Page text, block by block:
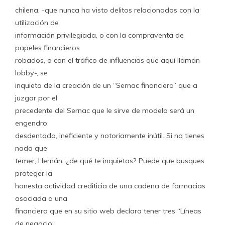
chilena, -que nunca ha visto delitos relacionados con la
utilización de
información privilegiada, o con la compraventa de
papeles financieros
robados, o con el tráfico de influencias que aquí llaman
lobby-, se
inquieta de la creación de un “Sernac financiero” que a
juzgar por el
precedente del Sernac que le sirve de modelo será un
engendro
desdentado, ineficiente y notoriamente inútil. Si no tienes
nada que
temer, Hernán, ¿de qué te inquietas? Puede que busques
proteger la
honesta actividad crediticia de una cadena de farmacias
asociada a una
financiera que en su sitio web declara tener tres “Líneas